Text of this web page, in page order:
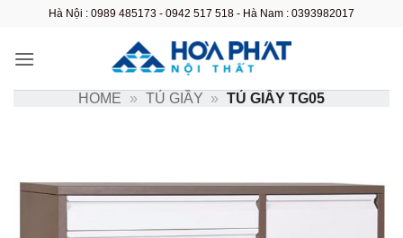
nội
Hà Nội : 0989 485173 - 0942 517 518 - Hà Nam : 0393982017
HOME » TỦ GIẦY » TỦ GIẦY TG05